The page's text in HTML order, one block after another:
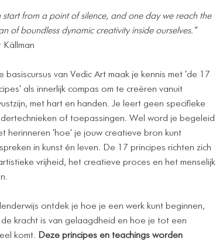
start from a point of silence, and one day we reach the
of boundless dynamic creativity inside ourselves."
Källman
basiscursus van Vedic Art maak je kennis met 'de 17
als innerlijk compas om te creëren vanuit
met hart en handen. Je leert geen specifieke
of toepassingen. Wel word je begeleid
herinneren 'hoe' je jouw creatieve bron kunt
in kunst én leven. De 17 principes richten zich
vrijheid, het creatieve proces en het menselijk
ontdek je hoe je een werk kunt beginnen,
kracht is van gelaagdheid en hoe je tot een
komt. Deze principes en teachings worden